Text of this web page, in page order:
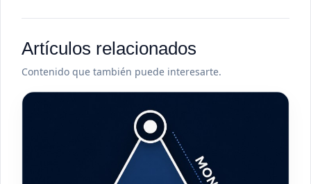
Artículos relacionados
Contenido que también puede interesarte.